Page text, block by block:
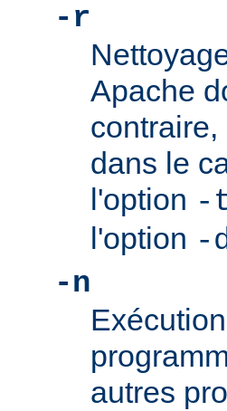
-r
Apache
dans le
l'option -
l'option -
-n
autres